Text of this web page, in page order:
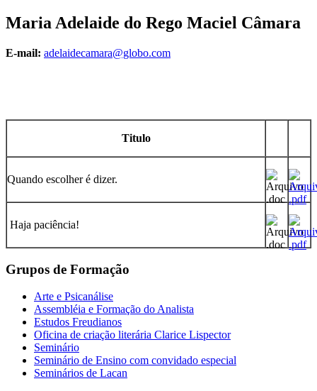
Maria Adelaide do Rego Maciel Câmara
E-mail: adelaidecamara@globo.com
Titulo
Quando escolher é dizer.
Haja paciência!
Grupos de Formação
Arte e Psicanálise
Assembléia e Formação do Analista
Estudos Freudianos
Oficina de criação literária Clarice Lispector
Seminário
Seminário de Ensino com convidado especial
Seminários de Lacan